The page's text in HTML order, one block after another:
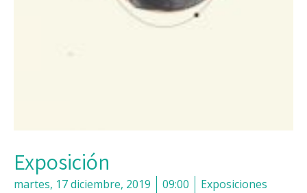
Exposición
martes, 17 diciembre, 2019 09:00 Exposiciones